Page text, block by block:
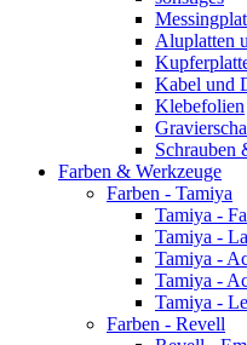
Aluplatten
Kabel und
Klebefolien
Schrauben
Farben & Werkzeuge
Farben - Tamiya
Tamiya -
Tamiya -
Tamiya -
Tamiya -
Tamiya -
Farben - Revell